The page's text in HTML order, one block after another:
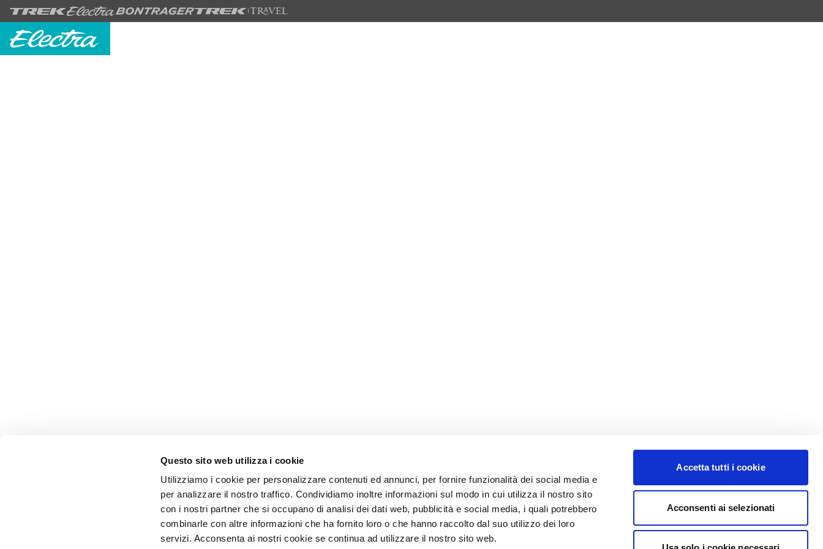
Questo sito web utilizza i cookie
Utilizziamo i cookie per personalizzare contenuti ed annunci, per fornire funzionalità dei social media e
per analizzare il nostro traffico. Condividiamo inoltre informazioni sul modo in cui utilizza il nostro sito
con i nostri partner che si occupano di analisi dei dati web, pubblicità e social media, i quali potrebbero
combinarle con altre informazioni che ha fornito loro o che hanno raccolto dal suo utilizzo dei loro
servizi. Acconsenta ai nostri cookie se continua ad utilizzare il nostro sito web.
Accetta tutti i cookie
Acconsenti ai selezionati